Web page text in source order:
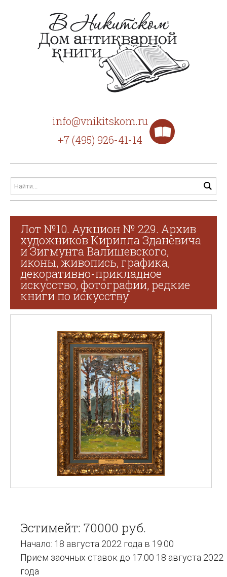
info@vnikitskom.ru
+7 (495) 926-41-14
Лот №10. Аукцион № 229. Архив
художников Кирилла Зданевича
и Зигмунта Валишевского,
иконы, живопись, графика,
декоративно-прикладное
искусство, фотографии, редкие
книги по искусству
Эстимейт: 70000 руб.
Начало: 18 августа 2022 года в 19:00
Прием заочных ставок до 17:00 18 августа 2022
года